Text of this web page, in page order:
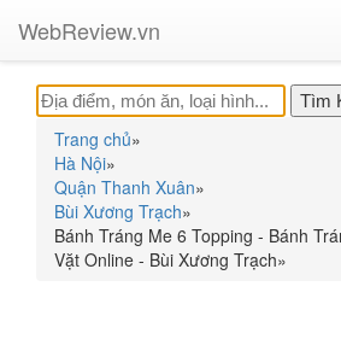
WebReview.vn
Trang chủ»
Hà Nội»
Quận Thanh Xuân»
Bùi Xương Trạch»
Bánh Tráng Me 6 Topping - Bánh
Vặt Online - Bùi Xương Trạch»